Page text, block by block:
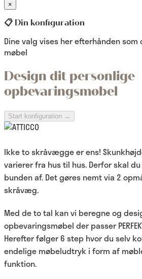
×
📋 Din konfiguration
Dine valg vises her efterhånden
møbel
Design dit personlige
opbevaringsmøbel
Start konfiguration →
Ikke to skråvægge er ens!
varierer fra hus til hus. Derfor skal
bunden af. Det gøres nemt via 2
skråvæg.
Med de to tal kan vi beregne og
opbevaringsmøbel der passer
Herefter følger 6 step hvor du selv
endelige møbeludtryk i form af
funktion.